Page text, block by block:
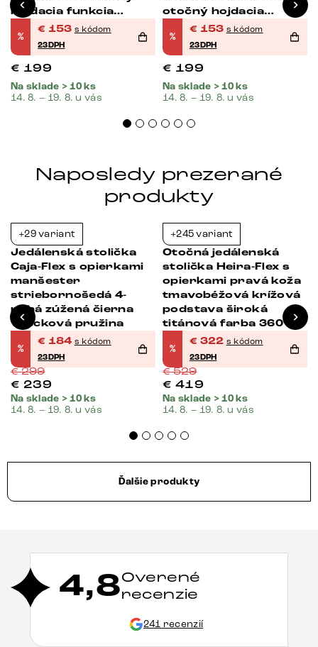
hojdacia funkcia
vrecková pružina
%
€ 153 s kódom
23DPH
€ 199
Na sklade > 10 ks
14. 8. – 19. 8. u vás
otočný hojdacia
funkcia vrecková
pružina
%
€ 153 s kódom
23DPH
€ 199
Na sklade > 10 ks
14. 8. – 19. 8. u vás
Naposledy prezerané
produkty
+29 variant
Jedálenská stolička
Caja-Flex s opierkami
manšester
striebornošedá 4-
nohá zúžená čierna
vrecková pružina
%
€ 184 s kódom
23DPH
€299
€ 239
Na sklade > 10 ks
14. 8. – 19. 8. u vás
+245 variant
Otočná jedálenská
stolička Heira-Flex s
opierkami pravá koža
tmavobéžová krížová
podstava široká
titánová farba 360°
otočná vrecková
pružina
%
€ 322 s kódom
23DPH
€529
€ 419
Na sklade > 10 ks
14. 8. – 19. 8. u vás
Ďalšie produkty
4,8Overené
recenzie
241 recenzií